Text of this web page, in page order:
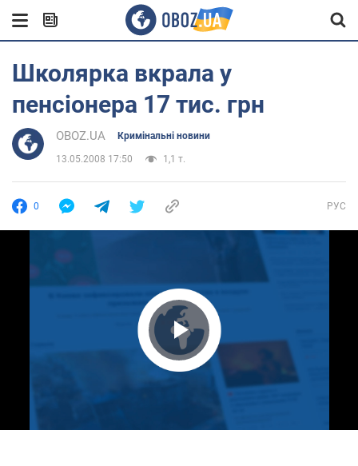
Школярка вкрала у
пенсіонера 17 тис. грн
OBOZ.UA Кримінальні новини
13.05.2008 17:50 1,1 т.
0 РУС
Play Video